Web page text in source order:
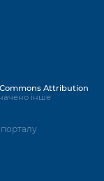
Attribution
інше